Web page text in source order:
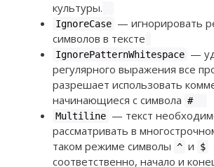
культуры.
IgnoreCase — игнорировать
символов в тексте
IgnorePatternWhitespace —
регулярного выражения все
разрешает использовать
начинающиеся с символа #
Multiline — текст
рассматривать в
таком режиме символы ^ и $
соответственно, начало и